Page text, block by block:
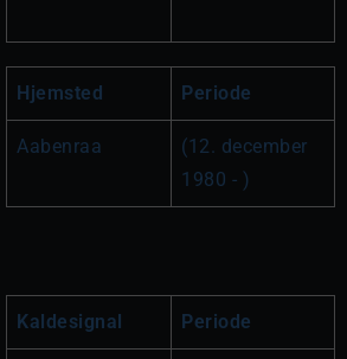
Hjemsted Periode
Aabenraa
(12. december
1980 - )
Kaldesignal Periode